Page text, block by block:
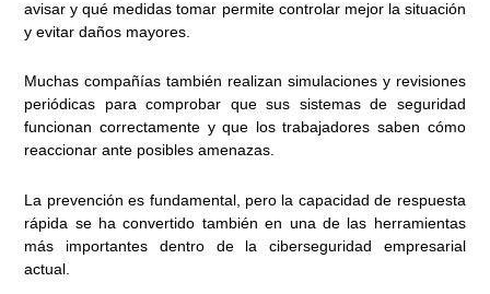
avisar y qué medidas tomar permite controlar mejor la situación
y evitar daños mayores.
Muchas compañías también realizan simulaciones y revisiones
periódicas para comprobar que sus sistemas de seguridad
funcionan correctamente y que los trabajadores saben cómo
reaccionar ante posibles amenazas.
La prevención es fundamental, pero la capacidad de respuesta
rápida se ha convertido también en una de las herramientas
más importantes dentro de la ciberseguridad empresarial
actual.